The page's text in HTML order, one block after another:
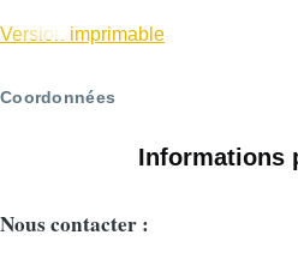
d'Ariane
Version imprimable
Coordonnées
Informations
Nous contacter :